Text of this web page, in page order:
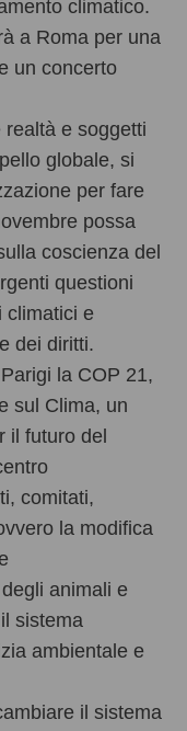
climatico.
a Roma per una
un concerto
e soggetti
globale, si
per fare
possa
coscienza del
questioni
climatici e
dei diritti.
la COP 21,
sul Clima, un
il futuro del
comitati,
la modifica
animali e
sistema
ambientale e
il sistema